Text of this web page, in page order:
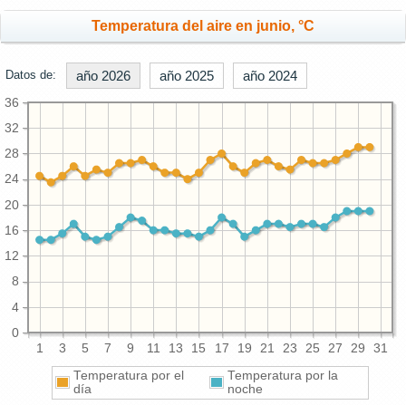
Temperatura del aire en junio, °C
Datos de: año 2026 año 2025 año 2024
1 3 5 7 9 11 13 15 17 19 21 23 25 27 29 31
0
4
8
12
16
20
24
28
32
36
Temperatura por el
día
Temperatura por la
noche